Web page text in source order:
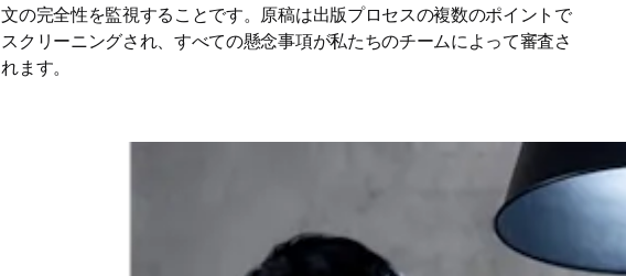
文の完全性を監視することです。原稿は出版プロセスの複数のポイントで
スクリーニングされ、すべての懸念事項が私たちのチームによって審査さ
れます。